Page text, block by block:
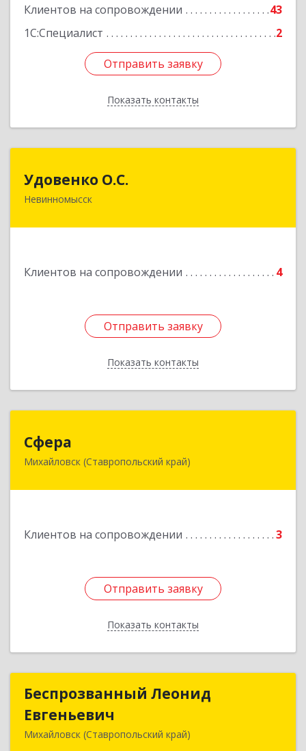
Клиентов на сопровождении
43
1С:Специалист
2
Отправить заявку
Показать контакты
Отправить заявку
Назад
Удовенко О.С.
Невинномысск
Клиентов на сопровождении 4
Отправить заявку
Показать контакты
357 100, г.Невинномысск, ул.Революцеонная,
Отправить заявку
Назад
Сфера
Михайловск (Ставропольский край)
Клиентов на сопровождении 3
Отправить заявку
Показать контакты
356240, Ставропольский край, Шпаковский р-
Подробнее
Отправить заявку
Назад
Беспрозванный Леонид
Евгеньевич
Михайловск (Ставропольский край)
Беспрозванный Леонид